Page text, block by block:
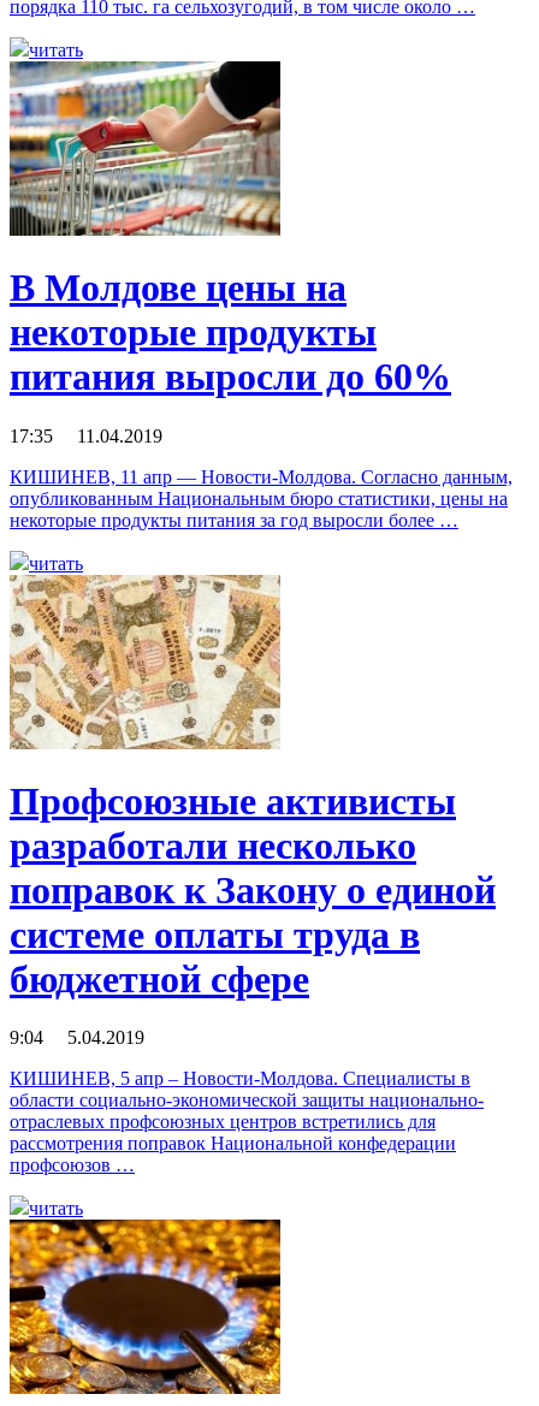
порядка 110 тыс. га сельхозугодий, в том числе около …
читать
В Молдове цены на
некоторые продукты
питания выросли до 60%
17:35 11.04.2019
КИШИНЕВ, 11 апр — Новости-Молдова. Согласно данным,
опубликованным Национальным бюро статистики, цены на
некоторые продукты питания за год выросли более …
читать
Профсоюзные активисты
разработали несколько
поправок к Закону о единой
системе оплаты труда в
бюджетной сфере
9:04 5.04.2019
КИШИНЕВ, 5 апр – Новости-Молдова. Специалисты в
области социально-экономической защиты национально-
отраслевых профсоюзных центров встретились для
рассмотрения поправок Национальной конфедерации
профсоюзов …
читать